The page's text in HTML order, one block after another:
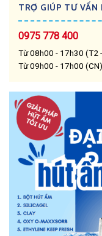
TRỢ GIÚP TƯ VẤN
0975 778 400
Từ 08h00 - 17h30 (T2
Từ 09h00 - 17h00 (CN)